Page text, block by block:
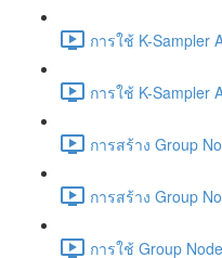
การใช้ K-Sampler
การใช้ K-Sampler
การสร้าง Group
การสร้าง Group
การใช้ Group